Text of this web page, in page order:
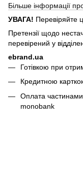
Більше інформації
УВАГА! Перевіряйте
Претензії щодо
перевірений у
ebrand.ua
Готівкою при
Кредитною
Оплата
monobank